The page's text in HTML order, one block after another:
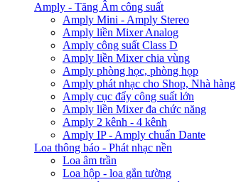
Amply - Tăng Âm công suất
Amply Mini - Amply Stereo
Amply liền Mixer Analog
Amply công suất Class D
Amply liền Mixer chia vùng
Amply phòng học, phòng họp
Amply phát nhạc cho Shop, Nhà hàng
Amply cục đẩy công suất lớn
Amply liền Mixer đa chức năng
Amply 2 kênh - 4 kênh
Amply IP - Amply chuẩn Dante
Loa thông báo - Phát nhạc nền
Loa âm trần
Loa hộp - loa gắn tường